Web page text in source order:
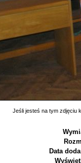
Jeśli jesteś na tym zdjęciu
Data